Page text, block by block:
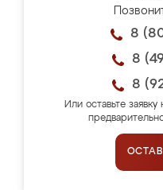
8
8
8
Или оставьте заявку